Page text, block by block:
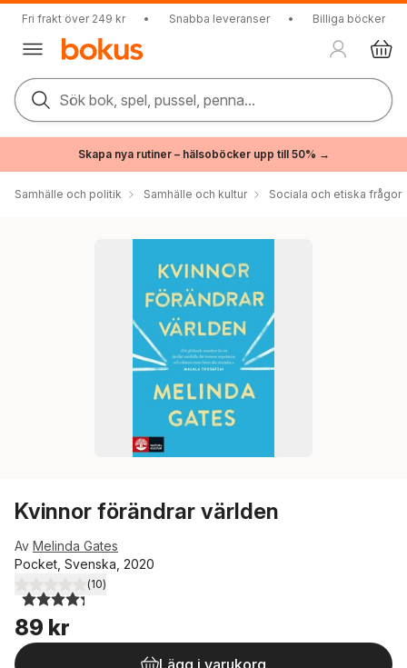
Fri frakt över 249 kr • Snabba leveranser • Billiga böcker
Sök bok, spel, pussel, penna...
Skapa nya rutiner – hälsoböcker upp till 50% →
Samhälle och politik Samhälle och kultur Sociala och etiska frågor
Kvinnor förändrar världen
Av Melinda Gates
Pocket, Svenska, 2020
4,3utav 5 stjärnor. Totalt antal röster:
(10)
89 kr
Lägg i varukorg